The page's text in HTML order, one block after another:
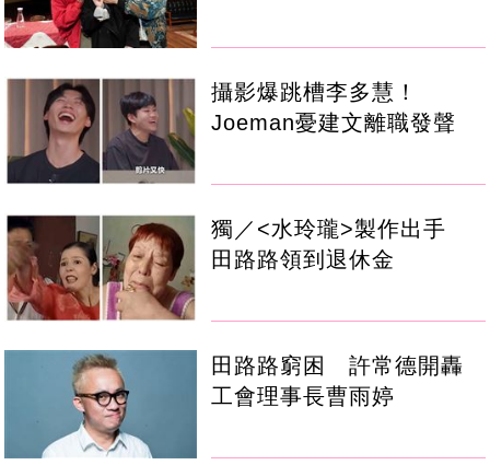
攝影爆跳槽李多慧！
Joeman憂建文離職發聲
獨／<水玲瓏>製作出手
田路路領到退休金
田路路窮困 許常德開轟
工會理事長曹雨婷